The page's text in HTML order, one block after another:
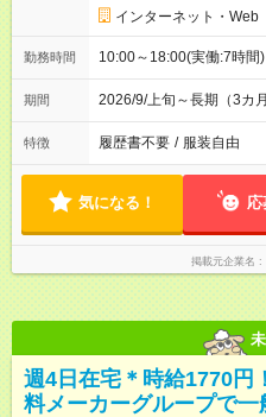
インターネット・Web
勤務時間 10:00～18:00(実働:7時間
期間 2026/9/上旬～長期（3カ
特徴 履歴書不要 / 服装自由
気になる！ 応
掲載元企業名
週4日在宅＊時給1770円
料メーカーグループで一